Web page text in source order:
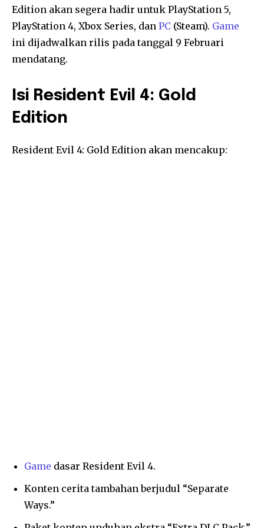
Edition akan segera hadir untuk PlayStation 5,
PlayStation 4, Xbox Series, dan PC (Steam). Game
ini dijadwalkan rilis pada tanggal 9 Februari
mendatang.
Isi Resident Evil 4: Gold
Edition
Resident Evil 4: Gold Edition akan mencakup:
Game dasar Resident Evil 4.
Konten cerita tambahan berjudul “Separate
Ways.”